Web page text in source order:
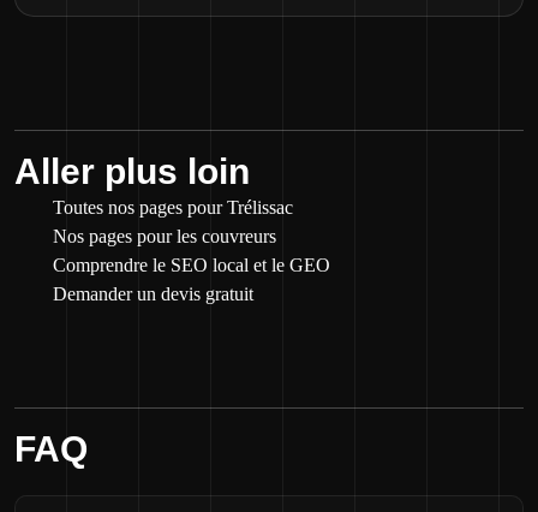
Aller plus loin
Toutes nos pages pour Trélissac
Nos pages pour les couvreurs
Comprendre le SEO local et le GEO
Demander un devis gratuit
FAQ